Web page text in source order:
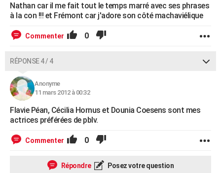
Nathan car il me fait tout le temps marré avec ses phrases
à la con !!! et Frémont car j'adore son côté machaviélique
Commenter 0
RÉPONSE 4 / 4
Anonyme
11 mars 2012 à 00:32
Flavie Péan, Cécilia Hornus et Dounia Coesens sont mes
actrices préférées de pblv.
Commenter 0
Répondre Posez votre question